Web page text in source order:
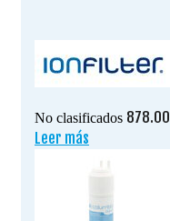
No clasificados 878.00
Leer más